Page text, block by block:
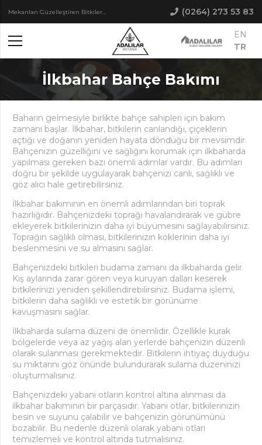
Mekanları Güzelleştiren Bitkiler… (0264) 273 53 83
EN
TR
İlkbahar Bahçe Bakımı
Baharın gelmesiyle birlikte bahçe sahipleri için bakım
zamanı başlar. İlkbahar, bitkilerin canlandığı, çiçeklerin
açtığı ve doğanın yeniden hayata döndüğü bir mevsimdir.
Bahçenizin güzelliğini ve sağlığını korumak için ilkbaharda
yapılması gereken bazı önemli adımlar vardır. Bu adımları
doğru bir şekilde uygulayarak bahçenizi canlı, sağlıklı ve
göz alıcı hale getirebilirsiniz.
İlkbahar bakımının en önemli adımlarından biri toprak
hazırlığıdır. Bahçenizdeki toprağı havalandırarak ve gübre
ekleyerek bitkilerinizin daha iyi büyümesini sağlayabilirsiniz.
Toprağın sağlıklı olması, bitkilerinizin köklerinin daha iyi
beslenmesini ve su almasını sağlar.
Bahçenizdeki bitkileri budama zamanı da ilkbaharda gelir.
Kış aylarında zarar gören veya kuruyan dalları keserek
bitkilerinizi yeniden şekillendirebilirsiniz. Budama işlemi,
bitkilerin daha sağlıklı ve estetik bir görünüme
kavuşmasını sağlar.
İlkbaharda sulama düzeni de önemlidir. Özellikle kurak
bölgelerde veya az yağış alan yerlerde bahçenizin düzenli
olarak sulanması gerekmektedir. Bitkilerin ihtiyaç duyduğu
su miktarını göz önünde bulundurarak sulama düzeninizi
oluşturmalısınız.
Bahçenizdeki yabani otların kontrol altına alınması da
ilkbahar bakımının bir parçasıdır. Yabani otlar, bitkilerinizin
besin ve suyunu çalabilir ve bahçenizin görünümünü
bozabilir. Bu nedenle düzenli olarak yabani otları
temizlemeli ve kontrol altında tutmalısınız.